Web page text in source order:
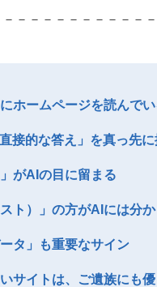
－－－－－－－－－－
ホームページを読んでい
接的な答え」を真っ先
がAIの目に留まる
ト）」の方がAIには分
タ」も重要なサイン
サイトは、ご遺族にも